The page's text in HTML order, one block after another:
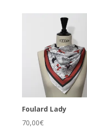
Foulard Lady
70,00€